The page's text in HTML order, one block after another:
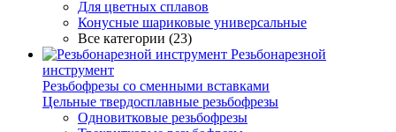
Для цветных сплавов
Конусные шариковые универсальные
Все категории (23)
Резьбонарезной
инструмент
Резьбофрезы со сменными вставками
Цельные твердосплавные резьбофрезы
Одновитковые резьбофрезы